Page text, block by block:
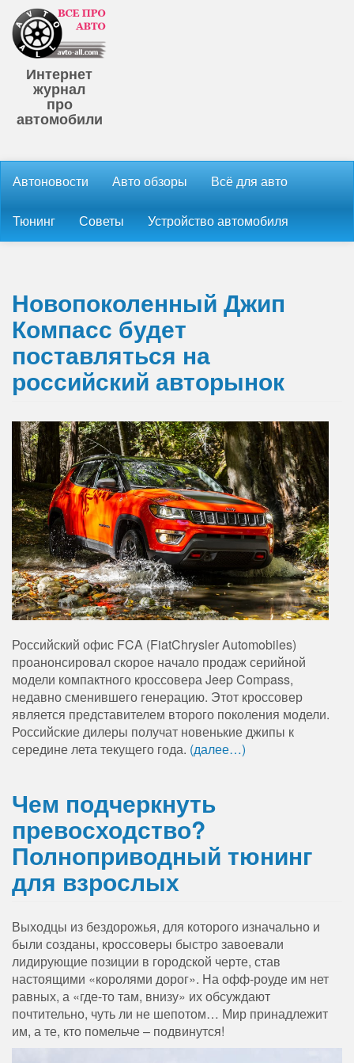
Интернет
журнал
про
автомобили
Автоновости Авто обзоры Всё для авто
Тюнинг Советы Устройство автомобиля
Новопоколенный Джип
Компасс будет
поставляться на
российский авторынок
Российский офис FCA (FiatChrysler Automobiles)
проанонсировал скорое начало продаж серийной
модели компактного кроссовера Jeep Compass,
недавно сменившего генерацию. Этот кроссовер
является представителем второго поколения модели.
Российские дилеры получат новенькие джипы к
середине лета текущего года. (далее…)
Чем подчеркнуть
превосходство?
Полноприводный тюнинг
для взрослых
Выходцы из бездорожья, для которого изначально и
были созданы, кроссоверы быстро завоевали
лидирующие позиции в городской черте, став
настоящими «королями дорог». На офф-роуде им нет
равных, а «где-то там, внизу» их обсуждают
почтительно, чуть ли не шепотом… Мир принадлежит
им, а те, кто помельче – подвинутся!